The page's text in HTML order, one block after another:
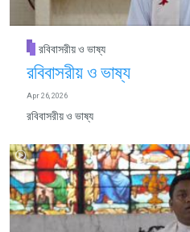
রবিবাসরীয় ও ভাষ্য
রবিবাসরীয় ও ভাষ্য
Apr 26, 2026
রবিবাসরীয় ও ভাষ্য